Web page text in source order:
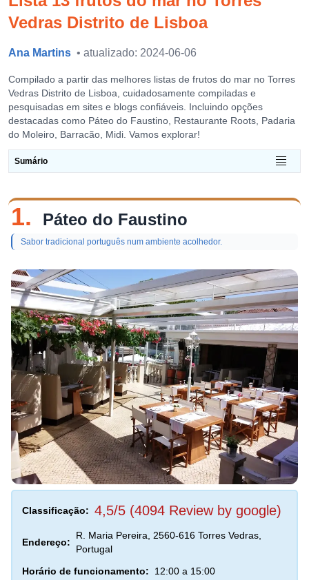
Vedras Distrito de Lisboa
Ana Martins • atualizado: 2024-06-06
Compilado a partir das melhores listas de frutos do mar no Torres
Vedras Distrito de Lisboa, cuidadosamente compiladas e
pesquisadas em sites e blogs confiáveis. Incluindo opções
destacadas como Páteo do Faustino, Restaurante Roots, Padaria
do Moleiro, Barracão, Midi. Vamos explorar!
Sumário
1. Páteo do Faustino
Sabor tradicional português num ambiente acolhedor.
Classificação: 4,5/5 (4094 Review by google)
Endereço:
R. Maria Pereira, 2560-616 Torres Vedras,
Portugal
Horário de funcionamento:
12:00 a 15:00